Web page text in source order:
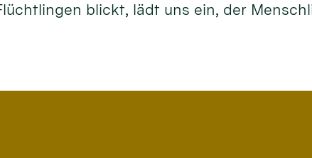
blickt, lädt uns ein, der